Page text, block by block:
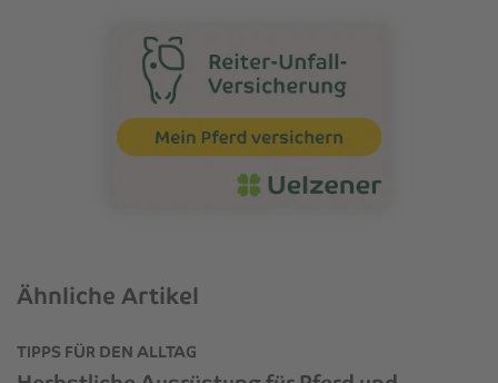
Ähnliche Artikel
TIPPS FÜR DEN ALLTAG